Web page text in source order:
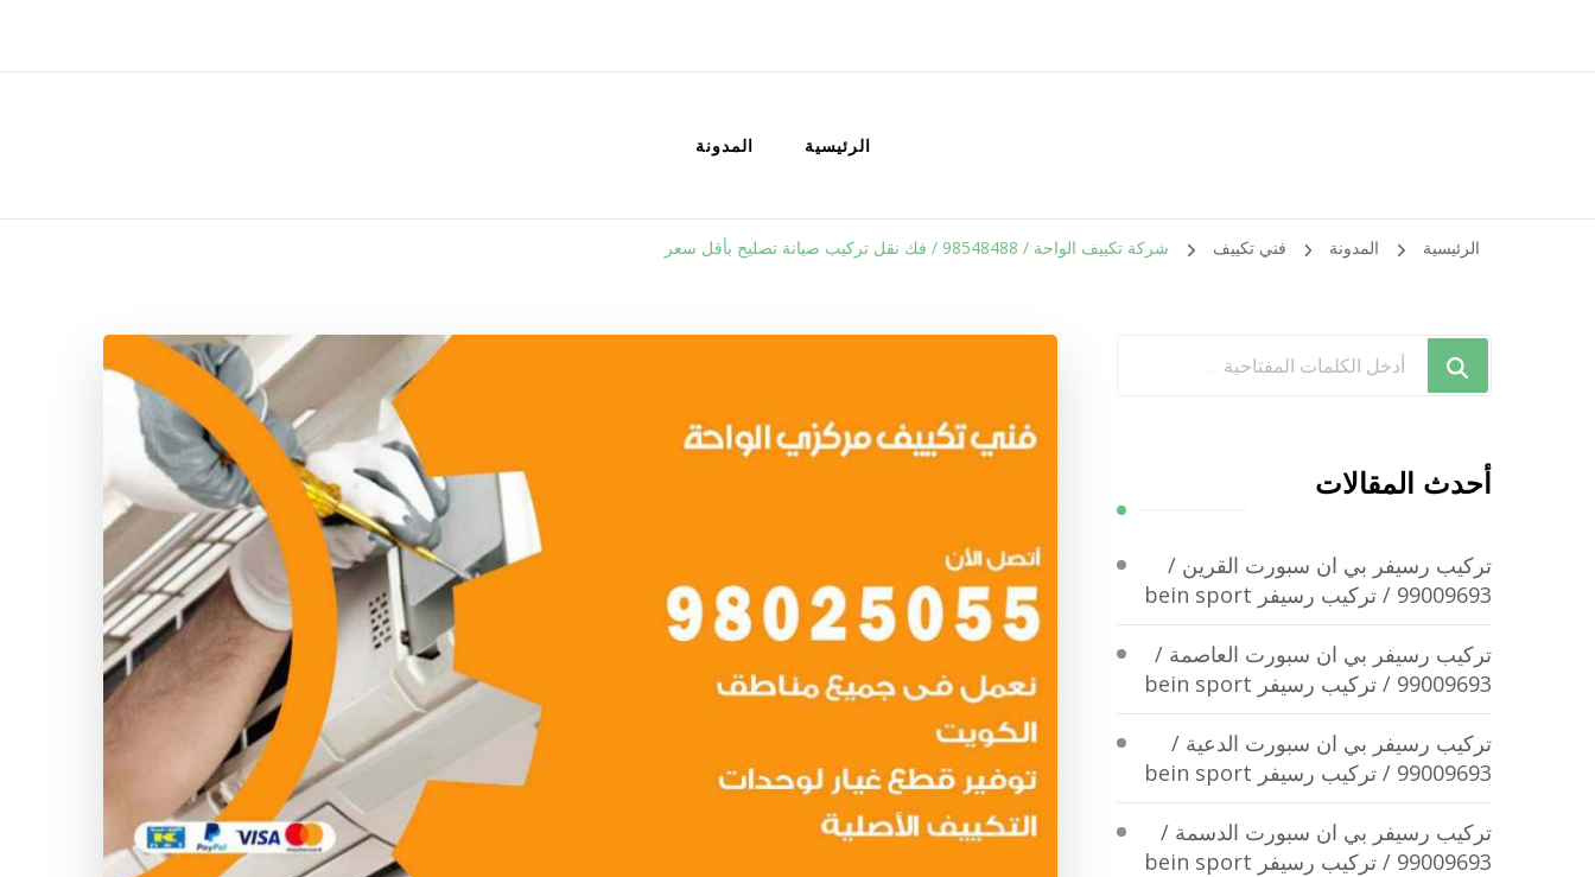
الرئيسية المدونة
الرئيسية المدونة فني تكييف شركة تكييف الواحة / 98548488 / فك نقل تركيب صيانة تصليح بأقل سعر
تبحث
شيء
ما؟
أحدث المقالات
تركيب رسيفر بي ان سبورت القرين /
99009693 / تركيب رسيفر bein sport
تركيب رسيفر بي ان سبورت العاصمة /
99009693 / تركيب رسيفر bein sport
تركيب رسيفر بي ان سبورت الدعية /
99009693 / تركيب رسيفر bein sport
تركيب رسيفر بي ان سبورت الدسمة /
99009693 / تركيب رسيفر bein sport